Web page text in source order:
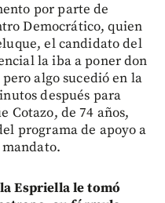
por parte de
Democrático, quien
el candidato del
la iba a poner don
algo sucedió en la
después para
Cotazo, de 74 años,
programa de apoyo a
Espriella le tomó